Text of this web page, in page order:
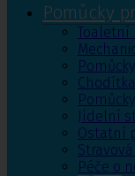
Pomůcky
Toaletní
Jídelní
Ostatní
Péče o